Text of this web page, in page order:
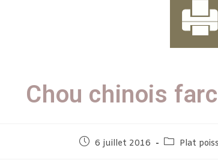
Chou chinois
6 juillet 2016 Plat